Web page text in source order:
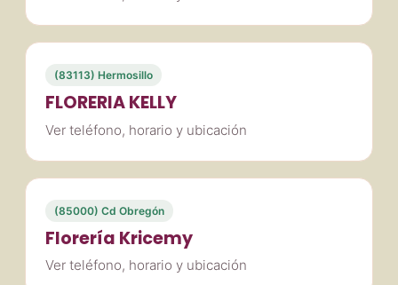
(83113) Hermosillo
FLORERIA KELLY
Ver teléfono, horario y ubicación
(85000) Cd Obregón
Florería Kricemy
Ver teléfono, horario y ubicación